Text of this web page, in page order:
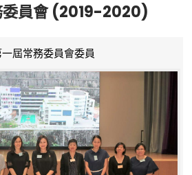
委員會 (2019-2020)
一屆常務委員會委員